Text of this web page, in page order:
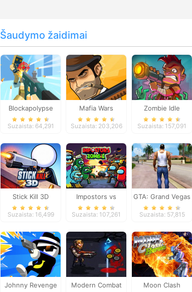
Šaudymo žaidimai
Blockapolypse
Zombie Shooter
Suzaista: 64,291
Mafia Wars
Suzaista: 203,206
Zombie Idle
Defense Online
Suzaista: 157,091
Stick Kill 3D
Suzaista: 16,499
Impostors vs
Zombies: Survival
Suzaista: 107,261
GTA: Grand Vegas
Crime
Suzaista: 57,815
Johnny Revenge Modern Combat Moon Clash